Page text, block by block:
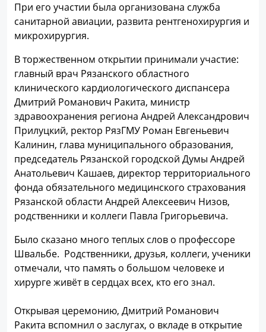
При его участии была организована служба
санитарной авиации, развита рентгенохирургия и
микрохирургия.
В торжественном открытии принимали участие:
главный врач Рязанского областного
клинического кардиологического диспансера
Дмитрий Романович Ракита, министр
здравоохранения региона Андрей Александрович
Прилуцкий, ректор РязГМУ Роман Евгеньевич
Калинин, глава муниципального образования,
председатель Рязанской городской Думы Андрей
Анатольевич Кашаев, директор территориального
фонда обязательного медицинского страхования
Рязанской области Андрей Алексеевич Низов,
родственники и коллеги Павла Григорьевича.
Было сказано много теплых слов о профессоре
Швальбе. Родственники, друзья, коллеги, ученики
отмечали, что память о большом человеке и
хирурге живёт в сердцах всех, кто его знал.
Открывая церемонию, Дмитрий Романович
Ракита вспомнил о заслугах, о вкладе в открытие